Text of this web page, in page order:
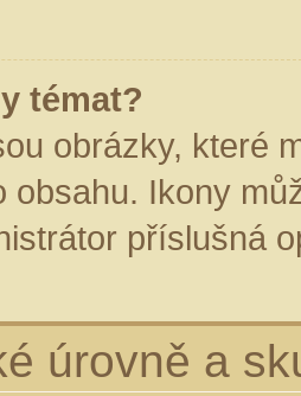
témat?
obrázky, které
obsahu. Ikony
příslušná
úrovně a